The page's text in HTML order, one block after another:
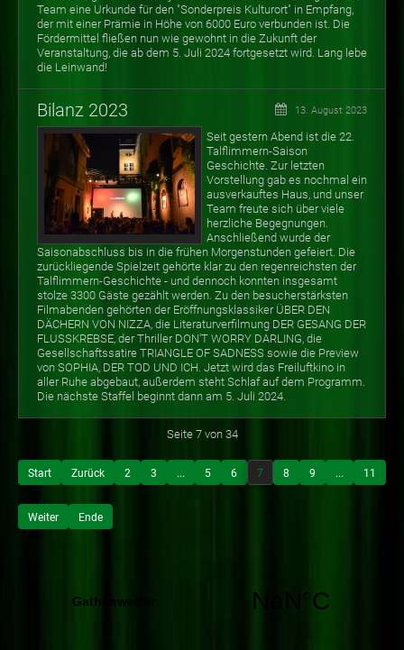
Team eine Urkunde für den "Sonderpreis Kulturort" in Empfang,
der mit einer Prämie in Höhe von 6000 Euro verbunden ist. Die
Fördermittel fließen nun wie gewohnt in die Zukunft der
Veranstaltung, die ab dem 5. Juli 2024 fortgesetzt wird. Lang lebe
die Leinwand!
Bilanz 2023 13. August 2023
Seit gestern Abend ist die 22.
Talflimmern-Saison
Geschichte. Zur letzten
Vorstellung gab es nochmal ein
ausverkauftes Haus, und unser
Team freute sich über viele
herzliche Begegnungen.
Anschließend wurde der
Saisonabschluss bis in die frühen Morgenstunden gefeiert. Die
zurückliegende Spielzeit gehörte klar zu den regenreichsten der
Talflimmern-Geschichte - und dennoch konnten insgesamt
stolze 3300 Gäste gezählt werden. Zu den besucherstärksten
Filmabenden gehörten der Eröffnungsklassiker ÜBER DEN
DÄCHERN VON NIZZA, die Literaturverfilmung DER GESANG DER
FLUSSKREBSE, der Thriller DON'T WORRY DARLING, die
Gesellschaftssatire TRIANGLE OF SADNESS sowie die Preview
von SOPHIA, DER TOD UND ICH. Jetzt wird das Freiluftkino in
aller Ruhe abgebaut, außerdem steht Schlaf auf dem Programm.
Die nächste Staffel beginnt dann am 5. Juli 2024.
Seite 7 von 34
Start Zurück 2 3 ... 5 6 7 8 9 ... 11
Weiter Ende